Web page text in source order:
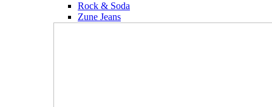
Rock & Soda
Zune Jeans